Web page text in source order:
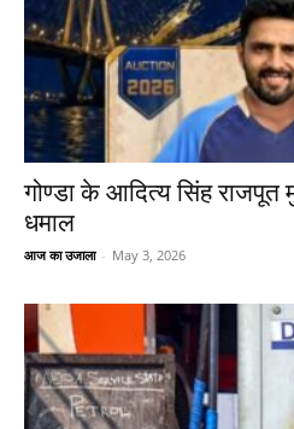
गोण्डा के आदित्य सिंह राजपूत
धमाल
आज का उजाला - May 3, 2026